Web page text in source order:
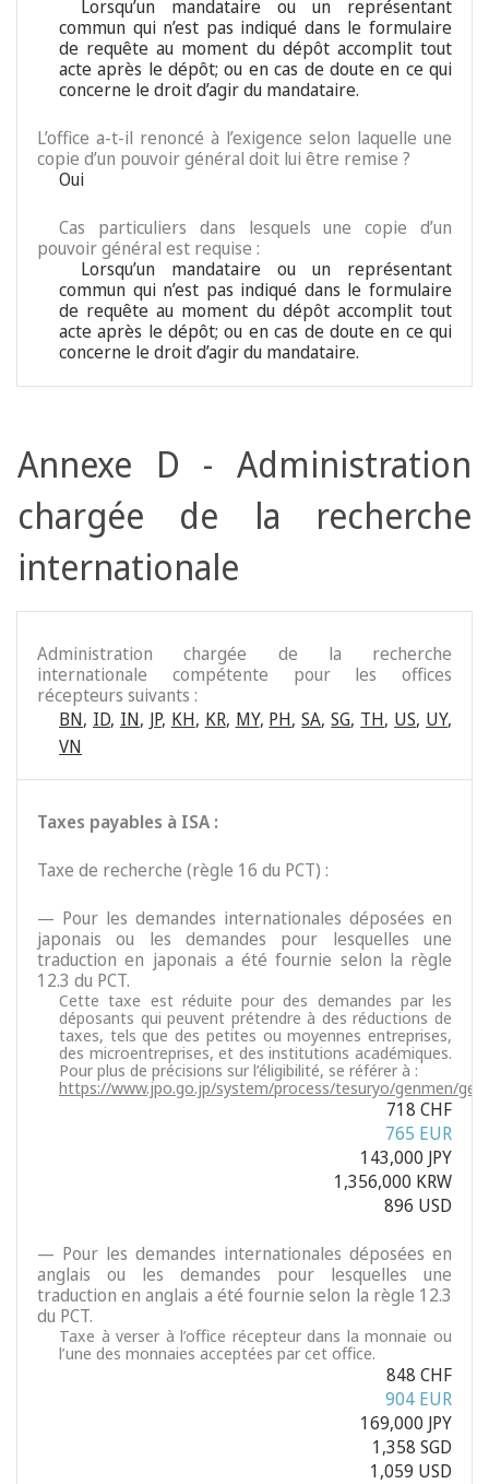
Lorsqu’un mandataire ou un représentant
commun qui n’est pas indiqué dans le formulaire
de requête au moment du dépôt accomplit tout
acte après le dépôt; ou en cas de doute en ce qui
concerne le droit d’agir du mandataire.
L’office a-t-il renoncé à l’exigence selon laquelle une
copie d’un pouvoir général doit lui être remise ?
Oui
Cas particuliers dans lesquels une copie d’un
pouvoir général est requise :
Lorsqu’un mandataire ou un représentant
commun qui n’est pas indiqué dans le formulaire
de requête au moment du dépôt accomplit tout
acte après le dépôt; ou en cas de doute en ce qui
concerne le droit d’agir du mandataire.
Annexe D - Administration
chargée de la recherche
internationale
Administration chargée de la recherche
internationale compétente pour les offices
récepteurs suivants :
BN, ID, IN, JP, KH, KR, MY, PH, SA, SG, TH, US, UY,
VN
Taxes payables à ISA :
Taxe de recherche (règle 16 du PCT) :
— Pour les demandes internationales déposées en
japonais ou les demandes pour lesquelles une
traduction en japonais a été fournie selon la règle
12.3 du PCT.
Cette taxe est réduite pour des demandes par les
déposants qui peuvent prétendre à des réductions de
taxes, tels que des petites ou moyennes entreprises,
des microentreprises, et des institutions académiques.
Pour plus de précisions sur l’éligibilité, se référer à :
https://www.jpo.go.jp/system/process/tesuryo/genmen/
718 CHF
765 EUR
143,000 JPY
1,356,000 KRW
896 USD
— Pour les demandes internationales déposées en
anglais ou les demandes pour lesquelles une
traduction en anglais a été fournie selon la règle 12.3
du PCT.
Taxe à verser à l’office récepteur dans la monnaie ou
l’une des monnaies acceptées par cet office.
848 CHF
904 EUR
169,000 JPY
1,358 SGD
1,059 USD